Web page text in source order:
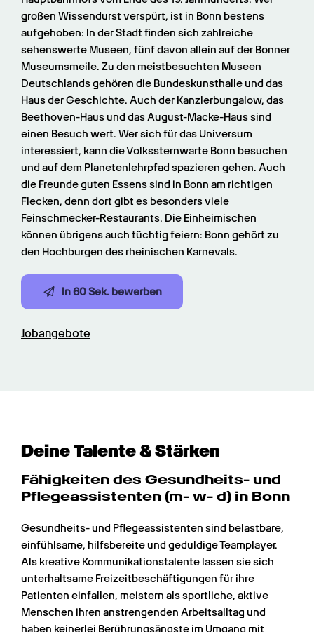
großen Wissendurst verspürt, ist in Bonn bestens
aufgehoben: In der Stadt finden sich zahlreiche
sehenswerte Museen, fünf davon allein auf der Bonner
Museumsmeile. Zu den meistbesuchten Museen
Deutschlands gehören die Bundeskunsthalle und das
Haus der Geschichte. Auch der Kanzlerbungalow, das
Beethoven-Haus und das August-Macke-Haus sind
einen Besuch wert. Wer sich für das Universum
interessiert, kann die Volkssternwarte Bonn besuchen
und auf dem Planetenlehrpfad spazieren gehen. Auch
die Freunde guten Essens sind in Bonn am richtigen
Flecken, denn dort gibt es besonders viele
Feinschmecker-Restaurants. Die Einheimischen
können übrigens auch tüchtig feiern: Bonn gehört zu
den Hochburgen des rheinischen Karnevals.
In 60 Sek. bewerben
Jobangebote
Deine Talente & Stärken
Fähigkeiten des Gesundheits- und
Pflege­assistenten (m- w- d) in Bonn
Gesundheits- und Pflegeassistenten sind belastbare,
einfühlsame, hilfsbereite und geduldige Teamplayer.
Als kreative Kommunikationstalente lassen sie sich
unterhaltsame Freizeitbeschäftigungen für ihre
Patienten einfallen, meistern als sportliche, aktive
Menschen ihren anstrengenden Arbeitsalltag und